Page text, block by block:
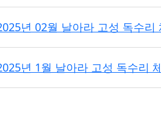
년 02월 날아라 고성 독수리
년 1월 날아라 고성 독수리